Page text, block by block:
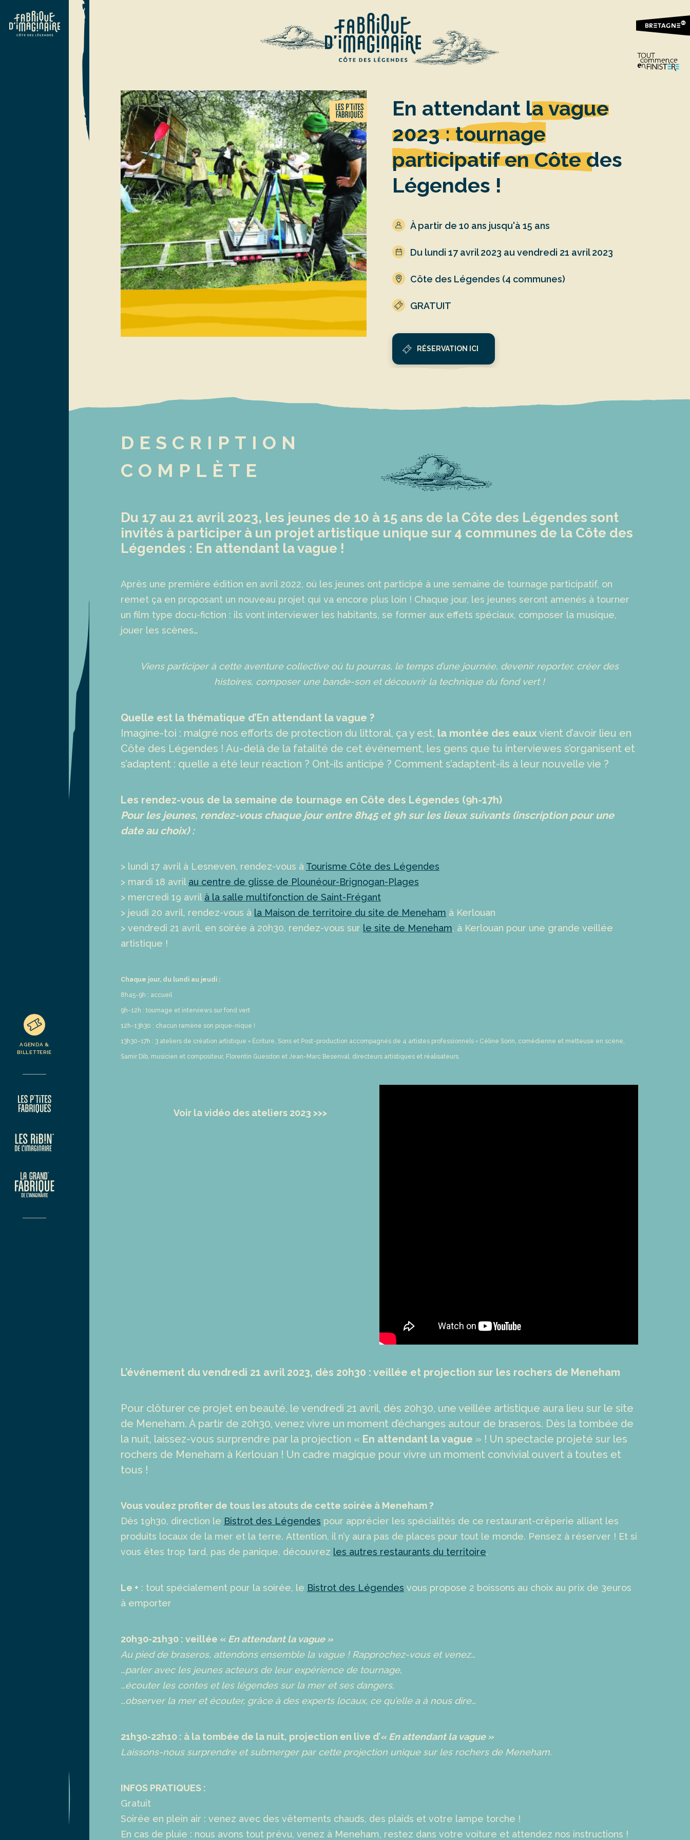
AGENDA &
BILLETTERIE
En attendant la vague
2023 : tournage
participatif en Côte des
Légendes !
À partir de 10 ans jusqu'à 15 ans
Du lundi 17 avril 2023 au vendredi 21 avril 2023
Côte des Légendes (4 communes)
GRATUIT
RÉSERVATION ICI
DESCRIPTION
COMPLÈTE
Du 17 au 21 avril 2023, les jeunes de 10 à 15 ans de la Côte des Légendes sont
invités à participer à un projet artistique unique sur 4 communes de la Côte des
Légendes : En attendant la vague !
Après une première édition en avril 2022, où les jeunes ont participé à une semaine de tournage participatif, on
remet ça en proposant un nouveau projet qui va encore plus loin ! Chaque jour, les jeunes seront amenés à tourner
un film type docu-fiction : ils vont interviewer les habitants, se former aux effets spéciaux, composer la musique,
jouer les scènes…
Viens participer à cette aventure collective où tu pourras, le temps d’une journée, devenir reporter, créer des
histoires, composer une bande-son et découvrir la technique du fond vert !
Quelle est la thématique d’En attendant la vague ?
Imagine-toi : malgré nos efforts de protection du littoral, ça y est, la montée des eauxvient d’avoir lieu en
Côte des Légendes ! Au-delà de la fatalité de cet événement, les gens que tu interviewes s’organisent et
s’adaptent : quelle a été leur réaction ? Ont-ils anticipé ? Comment s’adaptent-ils à leur nouvelle vie ?
Les rendez-vous de la semaine de tournage en Côte des Légendes (9h-17h)
Pour les jeunes, rendez-vous chaque jour entre 8h45 et 9h sur les lieux suivants (inscription pour une
date au choix) :
> lundi 17 avril à Lesneven, rendez-vous à Tourisme Côte des Légendes
> mardi 18 avril au centre de glisse de Plounéour-Brignogan-Plages
> mercredi 19 avril à la salle multifonction de Saint-Frégant
> jeudi 20 avril, rendez-vous à la Maison de territoire du site de Meneham à Kerlouan
> vendredi 21 avril, en soirée à 20h30, rendez-vous sur le site de Meneham, à Kerlouan pour une grande veillée
artistique !
Chaque jour, du lundi au jeudi :
8h45-9h ; accueil
9h-12h : tournage et interviews sur fond vert
12h-13h30 : chacun ramène son pique-nique !
13h30-17h : 3 ateliers de création artistique = Écriture, Sons et Post-production accompagnés de 4 artistes professionnels = Céline Sorin, comédienne et metteuse en scène,
Samir Dib, musicien et compositeur, Florentin Guesdon et Jean-Marc Besenval, directeurs artistiques et réalisateurs.
Voir la vidéo des ateliers 2023 >>>
L’événement du vendredi 21 avril 2023, dès 20h30 : veillée et projection sur les rochers de Meneham
Pour clôturer ce projet en beauté, le vendredi 21 avril, dès 20h30, une veillée artistique aura lieu sur le site
de Meneham. À partir de 20h30, venez vivre un moment d’échanges autour de braseros. Dès la tombée de
la nuit, laissez-vous surprendre par la projection « En attendant la vague » ! Un spectacle projeté sur les
rochers de Meneham à Kerlouan ! Un cadre magique pour vivre un moment convivial ouvert à toutes et
tous !
Vous voulez profiter de tous les atouts de cette soirée à Meneham ?
Dès 19h30, direction le Bistrot des Légendes pour apprécier les spécialités de ce restaurant-crêperie alliant les
produits locaux de la mer et la terre. Attention, il n’y aura pas de places pour tout le monde. Pensez à réserver ! Et si
vous êtes trop tard, pas de panique, découvrez les autres restaurants du territoire.
Le + : tout spécialement pour la soirée, le Bistrot des Légendes vous propose 2 boissons au choix au prix de 3euros
à emporter
20h30-21h30 : veillée « En attendant la vague »
Au pied de braseros, attendons ensemble la vague ! Rapprochez-vous et venez…
…parler avec les jeunes acteurs de leur expérience de tournage,
…écouter les contes et les légendes sur la mer et ses dangers,
…observer la mer et écouter, grâce à des experts locaux, ce qu’elle a à nous dire…
21h30-22h10 : à la tombée de la nuit, projection en live d’« En attendant la vague »
Laissons-nous surprendre et submerger par cette projection unique sur les rochers de Meneham.
INFOS PRATIQUES :
Gratuit
Soirée en plein air : venez avec des vêtements chauds, des plaids et votre lampe torche !
En cas de pluie : nous avons tout prévu, venez à Meneham, restez dans votre voiture et attendez nos instructions !